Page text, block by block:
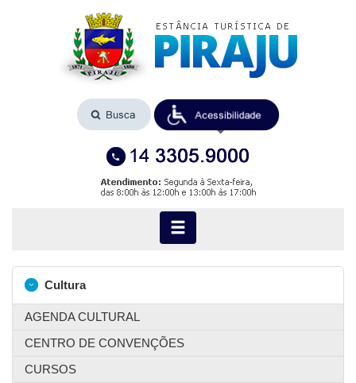
Cultura
AGENDA CULTURAL
CENTRO DE CONVENÇÕES
CURSOS